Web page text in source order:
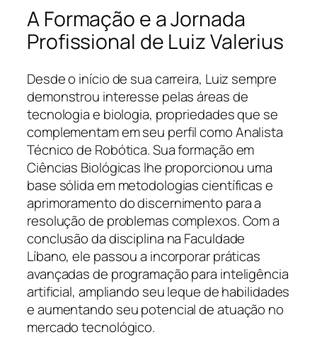
A Formação e a Jornada
Profissional de Luiz Valerius
Desde o início de sua carreira, Luiz sempre
demonstrou interesse pelas áreas de
tecnologia e biologia, propriedades que se
complementam em seu perfil como Analista
Técnico de Robótica. Sua formação em
Ciências Biológicas lhe proporcionou uma
base sólida em metodologias científicas e
aprimoramento do discernimento para a
resolução de problemas complexos. Com a
conclusão da disciplina na Faculdade
Líbano, ele passou a incorporar práticas
avançadas de programação para inteligência
artificial, ampliando seu leque de habilidades
e aumentando seu potencial de atuação no
mercado tecnológico.